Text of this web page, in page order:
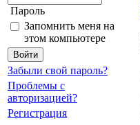
Пароль
Запомнить меня на
этом компьютере
Забыли свой пароль?
Проблемы с
авторизацией?
Регистрация